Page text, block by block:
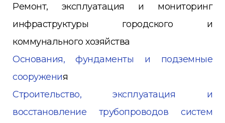
Ремонт, эксплуатация и мониторинг
инфраструктуры городского и
коммунального хозяйства
Основания, фундаменты и подземные
сооружения
Строительство, эксплуатация и
восстановление трубопроводов систем